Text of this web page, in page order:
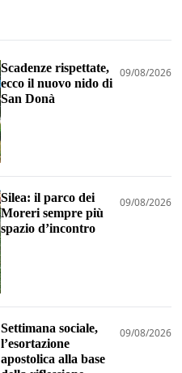
Scadenze rispettate,
ecco il nuovo nido di
San Donà
09/08/2026
Silea: il parco dei
Moreri sempre più
spazio d’incontro
09/08/2026
Settimana sociale,
l’esortazione
apostolica alla base
09/08/2026